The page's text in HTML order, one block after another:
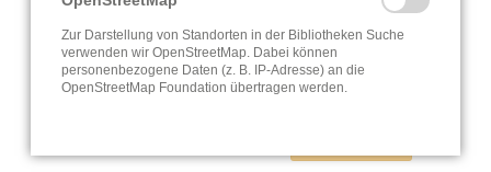
Camberg
Stadtbibliothek Bad
Zur Darstellung von Standorten in der Bibliotheken Suche
verwenden wir OpenStreetMap. Dabei können
personenbezogene Daten (z. B. IP-Adresse) an die
OpenStreetMap Foundation übertragen werden.